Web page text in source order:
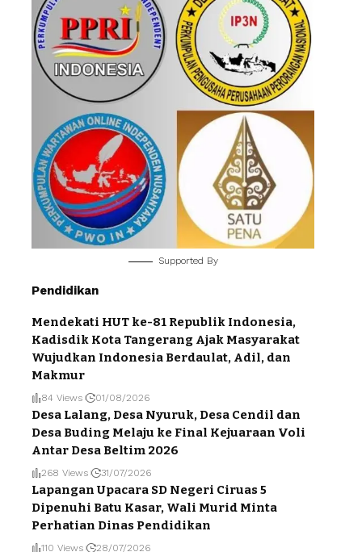
Supported By
Pendidikan
Mendekati HUT ke-81 Republik Indonesia,
Kadisdik Kota Tangerang Ajak Masyarakat
Wujudkan Indonesia Berdaulat, Adil, dan
Makmur
84 Views 01/08/2026
Desa Lalang, Desa Nyuruk, Desa Cendil dan
Desa Buding Melaju ke Final Kejuaraan Voli
Antar Desa Beltim 2026
268 Views 31/07/2026
Lapangan Upacara SD Negeri Ciruas 5
Dipenuhi Batu Kasar, Wali Murid Minta
Perhatian Dinas Pendidikan
110 Views 28/07/2026